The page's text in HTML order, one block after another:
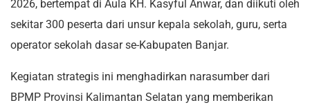
2026, bertempat di Aula KH. Kasyful Anwar, dan diikuti oleh
sekitar 300 peserta dari unsur kepala sekolah, guru, serta
operator sekolah dasar se-Kabupaten Banjar.
Kegiatan strategis ini menghadirkan narasumber dari
BPMP Provinsi Kalimantan Selatan yang memberikan